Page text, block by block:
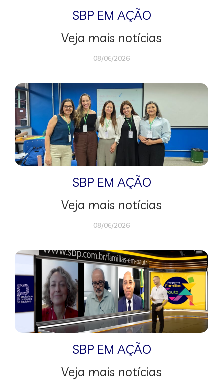
SBP EM AÇÃO
Veja mais notícias
08/06/2026
SBP EM AÇÃO
Veja mais notícias
08/06/2026
SBP EM AÇÃO
Veja mais notícias